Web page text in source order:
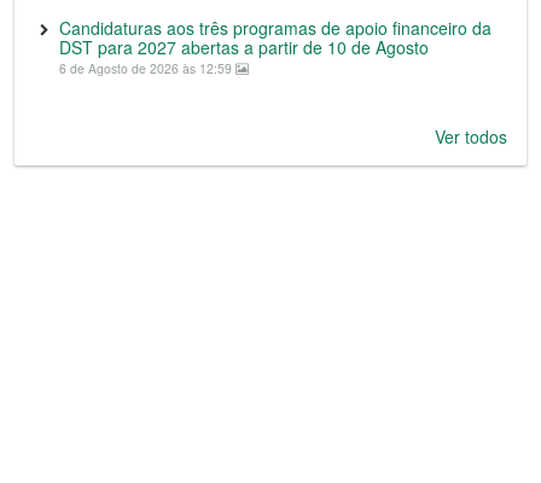
Candidaturas aos três programas de apoio financeiro da
DST para 2027 abertas a partir de 10 de Agosto
6 de Agosto de 2026 às 12:59
Ver todos